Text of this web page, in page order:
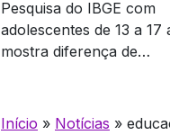
Pesquisa do IBGE com
adolescentes de 13 a 17
mostra diferença de
Início » Notícias »